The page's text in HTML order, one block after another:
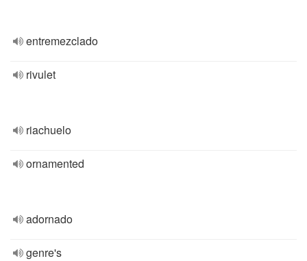
entremezclado
rivulet
riachuelo
ornamented
adornado
genre's